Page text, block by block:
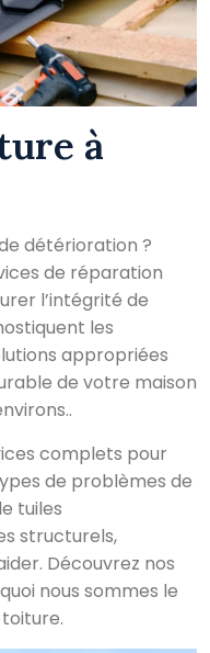
à
détérioration ?
de réparation
l’intégrité de
les
appropriées
de votre maison
complets pour
de problèmes de
tuiles
structurels,
Découvrez nos
nous sommes le